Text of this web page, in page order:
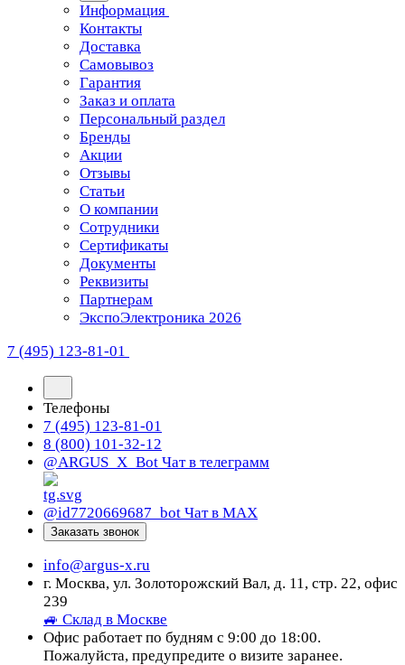
Информация
Контакты
Доставка
Самовывоз
Гарантия
Заказ и оплата
Персональный раздел
Бренды
Акции
Отзывы
Статьи
О компании
Сотрудники
Сертификаты
Документы
Реквизиты
Партнерам
ЭкспоЭлектроника 2026
7 (495) 123-81-01
Телефоны
7 (495) 123-81-01
8 (800) 101-32-12
@ARGUS_X_Bot Чат в телеграмм
@id7720669687_bot Чат в МАХ
Заказать звонок
info@argus-x.ru
г. Москва, ул. Золоторожский Вал, д. 11, стр. 22, офис
239
🚙 Склад в Москве
Офис работает по будням с 9:00 до 18:00.
Пожалуйста, предупредите о визите заранее.